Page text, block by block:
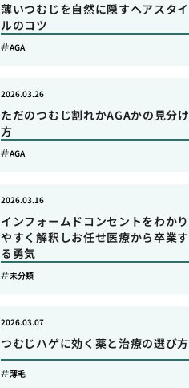
薄いつむじを自然に隠すヘアスタイ
ルのコツ
AGA
ただのつむじ割れかAGAかの見分け
方
2026.03.26
AGA
インフォームドコンセントをわかり
やすく解釈しお任せ医療から卒業す
る勇気
2026.03.16
未分類
つむじハゲに効く薬と治療の選び方
2026.03.07
薄毛